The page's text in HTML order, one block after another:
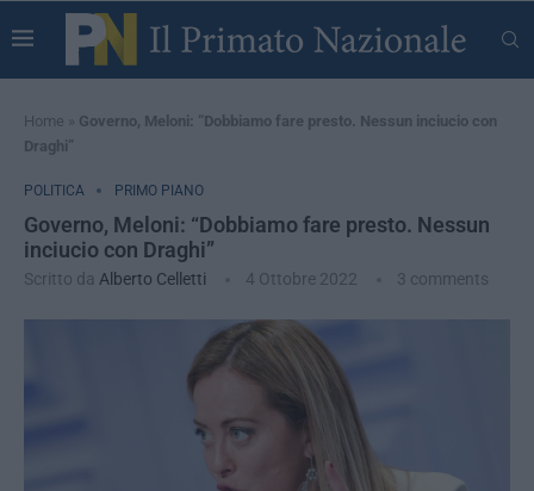
Home » Governo, Meloni: “Dobbiamo fare presto. Nessun inciucio con
Draghi”
POLITICA PRIMO PIANO
Governo, Meloni: “Dobbiamo fare presto. Nessun
inciucio con Draghi”
Scritto da Alberto Celletti 4 Ottobre 2022 3 comments